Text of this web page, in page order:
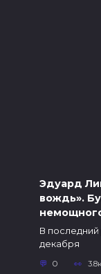
Эдуард
вождь».
В последний
декабря
0 3.8к.